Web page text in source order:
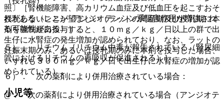
授乳しないことが望ましい（ラットの周産期及び授乳期に本
剤を強制経口投与すると、１０ｍｇ／ｋｇ／日以上の群で出
生仔に水腎症の発生増加が認められており、なお、ラットの
妊娠末期のみ、あるいは授乳期のみに本剤を投与した場合、
いずれも３００ｍｇ／ｋｇ／日で出生仔に水腎症の増加が認
められている）。
小児等
照〕［腎機能障害、高カリウム血症及び低血圧を起こすおそ
れがある（レニン−アンジオテンシン系阻害作用が増強され
る可能性がある）］。
５）． リチウム［リチウム中毒が報告されている（腎尿細
管におけるリチウムの再吸収が促進される）］。
６）． 次の薬剤により併用治療されている場合：
@． 次の薬剤により併用治療されている場合（アンジオテ